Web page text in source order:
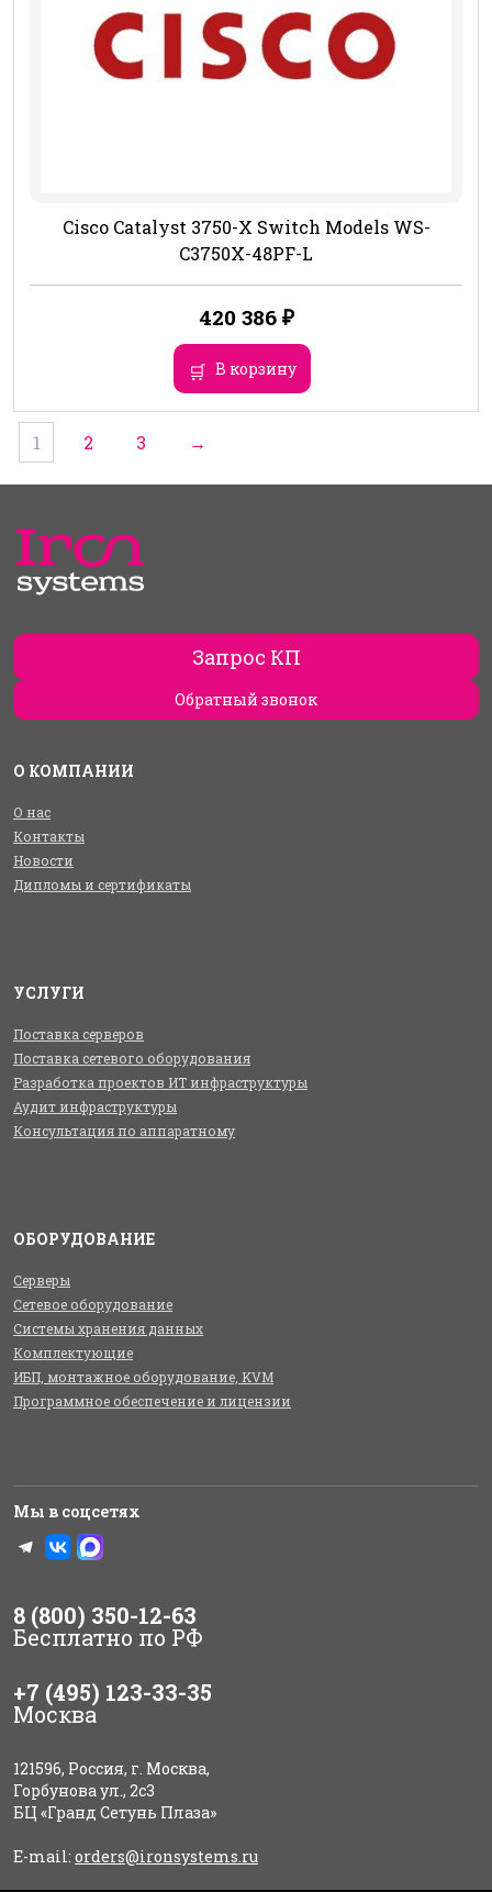
Cisco Catalyst 3750-X Switch Models WS-
C3750X-48PF-L
420 386 ₽
В корзину
1 2 3 →
Запрос КП
Обратный звонок
О КОМПАНИИ
О нас
Контакты
Новости
Дипломы и сертификаты
УСЛУГИ
Поставка серверов
Поставка сетевого оборудования
Разработка проектов ИТ инфраструктуры
Аудит инфраструктуры
Консультация по аппаратному
ОБОРУДОВАНИЕ
Серверы
Сетевое оборудование
Системы хранения данных
Комплектующие
ИБП, монтажное оборудование, KVM
Программное обеспечение и лицензии
Мы в соцсетях
8 (800) 350-12-63
Бесплатно по РФ
+7 (495) 123-33-35
Москва
121596, Россия, г. Москва,
Горбунова ул., 2с3
БЦ «Гранд Сетунь Плаза»
E-mail: orders@ironsystems.ru